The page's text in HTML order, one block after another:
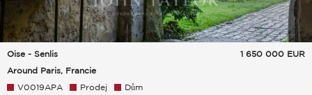
Oise - Senlis
Around Paris, Francie
1 650 000 EUR
V0019APA Prodej Dům